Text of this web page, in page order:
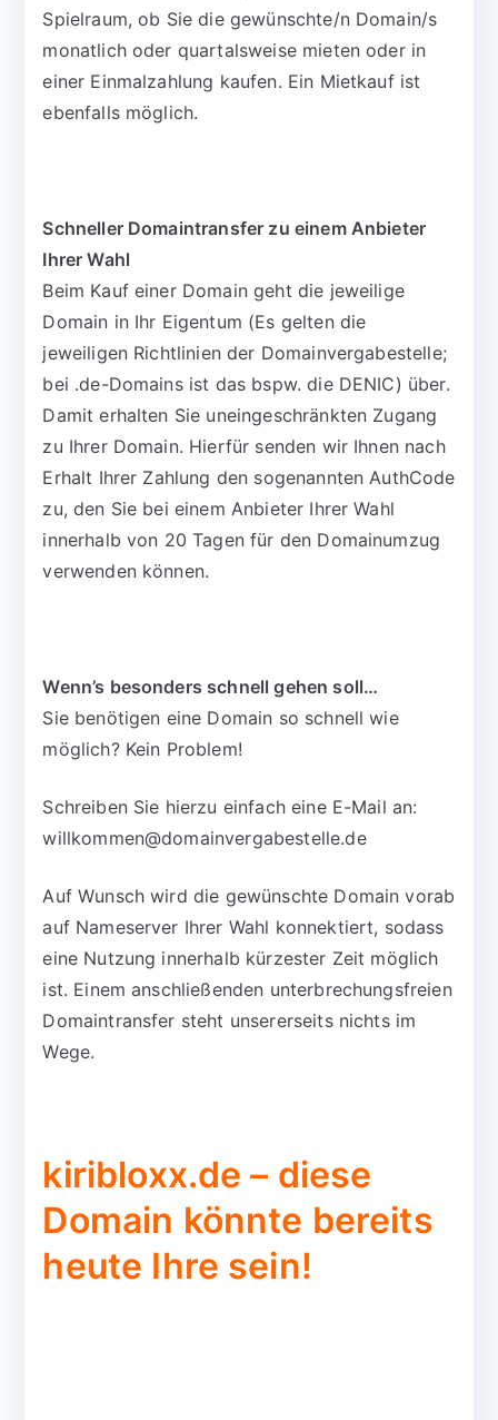
Spielraum, ob Sie die gewünschte/n Domain/s
monatlich oder quartalsweise mieten oder in
einer Einmalzahlung kaufen. Ein Mietkauf ist
ebenfalls möglich.
Schneller Domaintransfer zu einem Anbieter
Ihrer Wahl
Beim Kauf einer Domain geht die jeweilige
Domain in Ihr Eigentum (Es gelten die
jeweiligen Richtlinien der Domainvergabestelle;
bei .de-Domains ist das bspw. die DENIC) über.
Damit erhalten Sie uneingeschränkten Zugang
zu Ihrer Domain. Hierfür senden wir Ihnen nach
Erhalt Ihrer Zahlung den sogenannten AuthCode
zu, den Sie bei einem Anbieter Ihrer Wahl
innerhalb von 20 Tagen für den Domainumzug
verwenden können.
Wenn’s besonders schnell gehen soll…
Sie benötigen eine Domain so schnell wie
möglich? Kein Problem!
Schreiben Sie hierzu einfach eine E-Mail an:
willkommen@domainvergabestelle.de
Auf Wunsch wird die gewünschte Domain vorab
auf Nameserver Ihrer Wahl konnektiert, sodass
eine Nutzung innerhalb kürzester Zeit möglich
ist. Einem anschließenden unterbrechungsfreien
Domaintransfer steht unsererseits nichts im
Wege.
kiribloxx.de – diese
Domain könnte bereits
heute Ihre sein!